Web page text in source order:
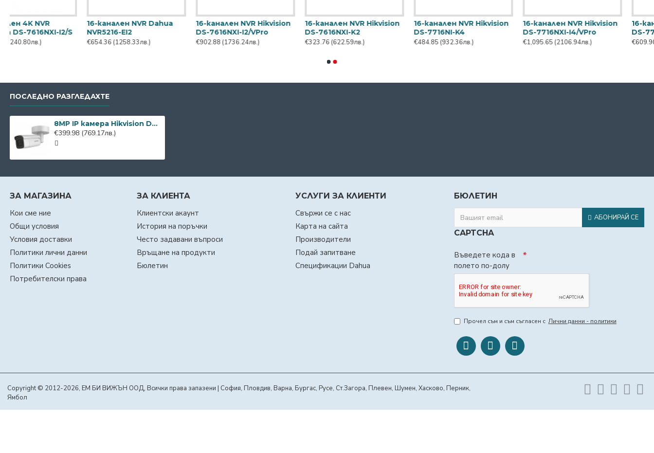
NVR Hikvision
7616NXI-K2
(622.59лв.)
16-канален NVR Hikvision
DS-7716NI-K4
€484.85(932.36лв.)
16-канален NVR Hikvision
DS-7716NXI-I4/VPro
€1,095.65(2106.94лв.)
16-канален NVR Hikvision
DS-7716NXI-K4
€609.90(1172.84лв.)
16-канален NVR с 16 PoE
Dahua NVR5216-16P-EI2
€914.28(1758.16лв.)
16-канален PoE NVR
Hikvision DS-7616NXI-
I2/16P/VPro
I4/
ПОСЛЕДНО РАЗГЛЕДАХТЕ
8MP IP камера Hikvision DS-2CD2683G2-IZS, IR 60m, 2.8-12mm, microSD
€399.98 (769.17лв.)
ЗА МАГАЗИНА
Кои сме ние
Общи условия
Условия доставки
Политики лични данни
Политики Cookies
Потребителски права
ЗА КЛИЕНТА
Клиентски акаунт
История на поръчки
Често задавани въпроси
Връщане на продукти
Бюлетин
УСЛУГИ ЗА КЛИЕНТИ
Свържи се с нас
Карта на сайта
Производители
Подай запитване
Спецификации Dahua
БЮЛЕТИН
АБОНИРАЙ СЕ
CAPTCHA
Въведете кода в
полето по-долу
Прочел съм и съм съгласен с Лични данни - политики
Copyright © 2012-2026, ЕМ БИ ВИЖЪН ООД, Всички права запазени | София, Пловдив, Варна, Бургас, Русе, Ст.Загора, Плевен, Шумен, Хасково, Перник,
Ямбол